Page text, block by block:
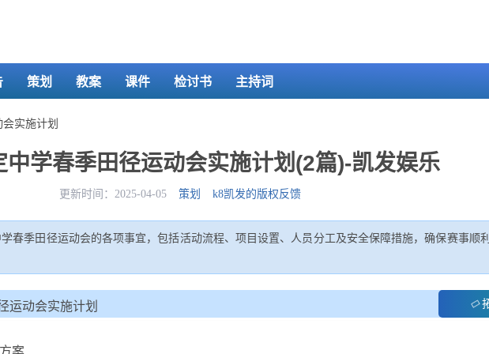
策划 教案 课件 检讨书 主持词
实施计划
中学春季田径运动会实施计划(2篇)-凯发娱乐
更新时间：2025-04-05 策划 k8凯发的版权反馈
学春季田径运动会的各项事宜，包括活动流程、项目设置、人员分工及安全保障措施，确保赛事顺
运动会实施计划
案